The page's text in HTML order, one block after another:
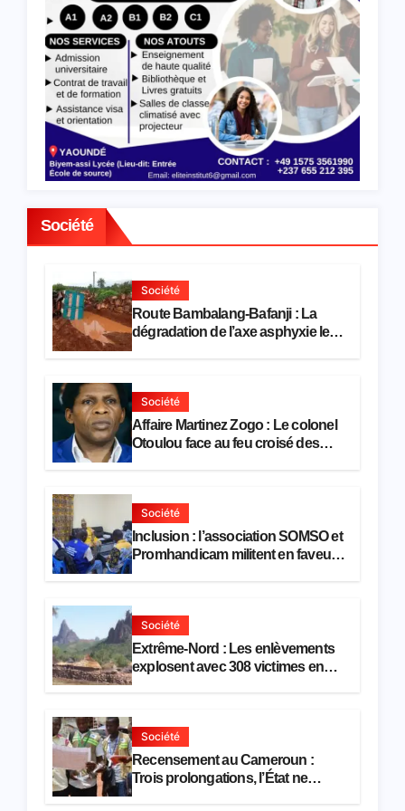
tions
en
hôtell
erie-
restau
ration
Société
Société
Route Bambalang-Bafanji : La
dégradation de l’axe asphyxie les
Société
Affaire Martinez Zogo : Le colonel
Otoulou face au feu croisé des
Société
Inclusion : l’association SOMSO et
Promhandicam militent en faveur
Société
Extrême-Nord : Les enlèvements
explosent avec 308 victimes en
Société
Recensement au Cameroun :
Trois prolongations, l’État ne